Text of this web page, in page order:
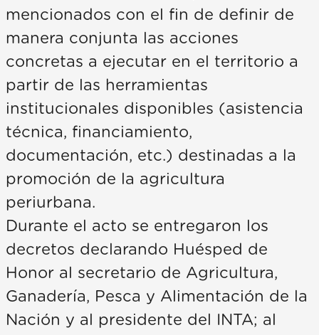
mencionados con el fin de definir de
manera conjunta las acciones
concretas a ejecutar en el territorio a
partir de las herramientas
institucionales disponibles (asistencia
técnica, financiamiento,
documentación, etc.) destinadas a la
promoción de la agricultura
periurbana.
Durante el acto se entregaron los
decretos declarando Huésped de
Honor al secretario de Agricultura,
Ganadería, Pesca y Alimentación de la
Nación y al presidente del INTA; al